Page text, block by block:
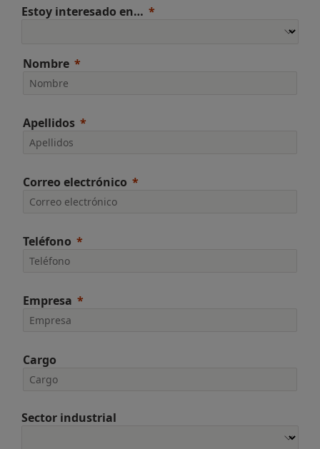
Estoy interesado en…
Nombre
Apellidos
Correo electrónico
Teléfono
Empresa
Cargo
Sector industrial